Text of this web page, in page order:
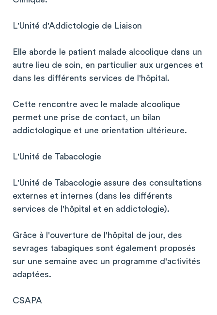
L'Unité d'Addictologie de Liaison
Elle aborde le patient malade alcoolique dans un
autre lieu de soin, en particulier aux urgences et
dans les différents services de l'hôpital.
Cette rencontre avec le malade alcoolique
permet une prise de contact, un bilan
addictologique et une orientation ultérieure.
L'Unité de Tabacologie
L'Unité de Tabacologie assure des consultations
externes et internes (dans les différents
services de l'hôpital et en addictologie).
Grâce à l'ouverture de l'hôpital de jour, des
sevrages tabagiques sont également proposés
sur une semaine avec un programme d'activités
adaptées.
CSAPA